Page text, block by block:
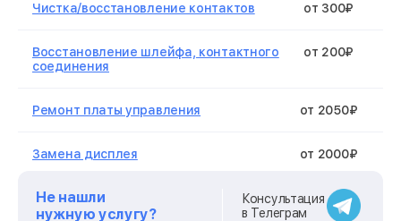
Чистка/восстановление контактов от 300₽
Восстановление шлейфа, контактного
соединения
от 200₽
Ремонт платы управления от 2050₽
Замена дисплея от 2000₽
Замена платы управления от 1500₽
Не нашли
нужную услугу?
Консультация
в Телеграм